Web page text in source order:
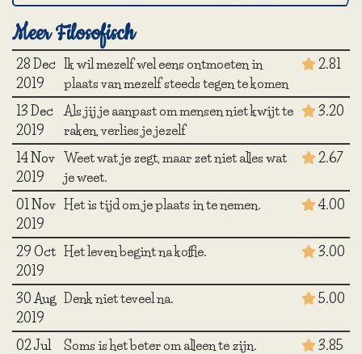
Meer Filosofisch
28 Dec
2019
Ik wil mezelf wel eens ontmoeten in
plaats van mezelf steeds tegen te komen
2.81
13 Dec
2019
Als jij je aanpast om mensen niet kwijt te
raken, verlies je jezelf
3.20
14 Nov
2019
Weet wat je zegt, maar zet niet alles wat
je weet.
2.67
01 Nov
2019
Het is tijd om je plaats in te nemen. 4.00
29 Oct
2019
Het leven begint na koffie. 3.00
30 Aug
2019
Denk niet teveel na. 5.00
02 Jul
Soms is het beter om alleen te zijn. 3.85